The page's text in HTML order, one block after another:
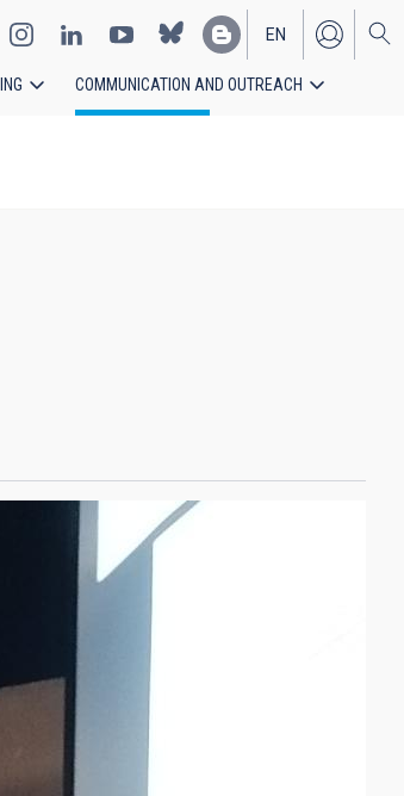
EN
ES
COMMUNICATION AND OUTREACH